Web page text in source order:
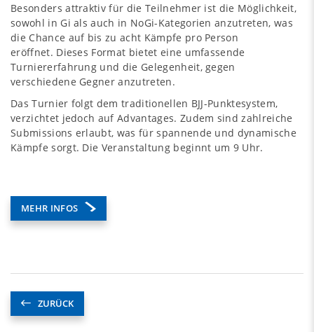
Besonders attraktiv für die Teilnehmer ist die Möglichkeit,
sowohl in Gi als auch in NoGi-Kategorien anzutreten, was
die Chance auf bis zu acht Kämpfe pro Person
eröffnet. Dieses Format bietet eine umfassende
Turniererfahrung und die Gelegenheit, gegen
verschiedene Gegner anzutreten.
Das Turnier folgt dem traditionellen BJJ-Punktesystem,
verzichtet jedoch auf Advantages. Zudem sind zahlreiche
Submissions erlaubt, was für spannende und dynamische
Kämpfe sorgt. Die Veranstaltung beginnt um 9 Uhr.
MEHR INFOS
ZURÜCK